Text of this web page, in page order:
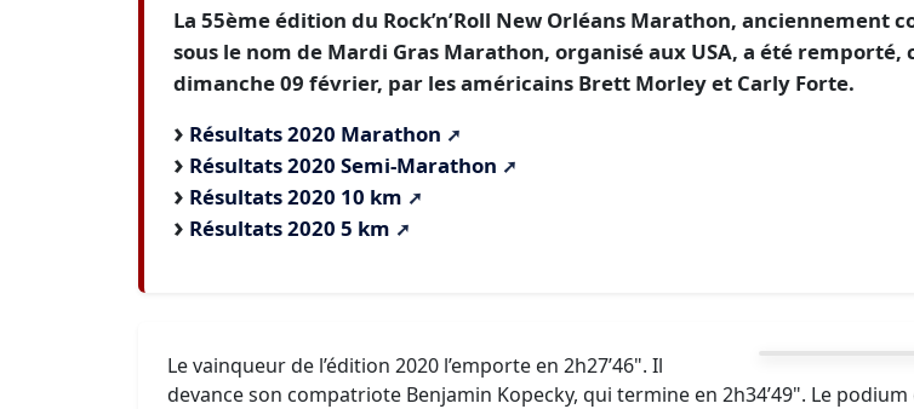
La 55ème édition du Rock’n’Roll New Orléans Marathon, anciennement
sous le nom de Mardi Gras Marathon, organisé aux USA, a été remporté,
dimanche 09 février, par les américains Brett Morley et Carly Forte.
Résultats 2020 Marathon
Résultats 2020 Semi-Marathon
Résultats 2020 10 km
Résultats 2020 5 km
Le vainqueur de l’édition 2020 l’emporte en 2h27’46". Il
devance son compatriote Benjamin Kopecky, qui termine en 2h34’49". Le podium